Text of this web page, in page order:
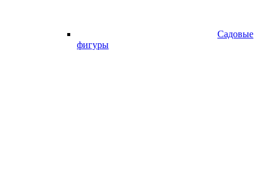
Садовые
фигуры